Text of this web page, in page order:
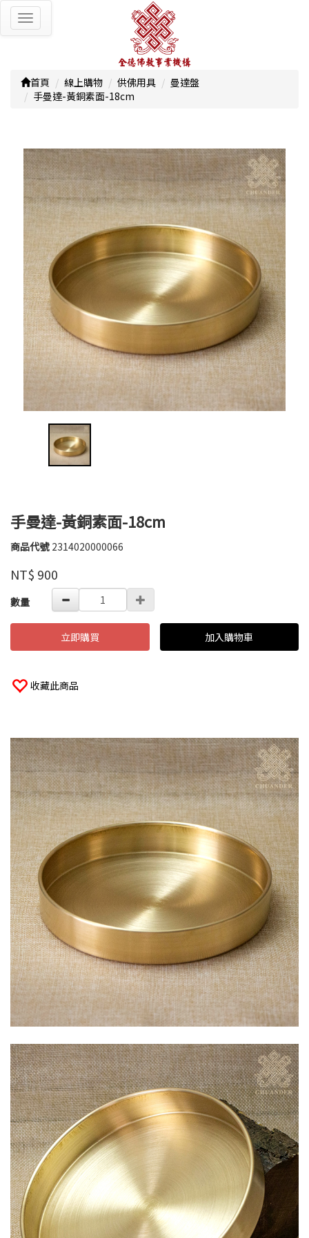
Toggle
navigation
首頁 線上購物 供佛用具
曼達盤
手曼達-黃銅素面-18cm
手曼達-黃銅素面-18cm
商品代號 2314020000066
2314020000066
品牌
高
婉
瑜
NT$ 900
GOODS000000000000001629288
數量
立即購買 加入購物車
收藏此商品